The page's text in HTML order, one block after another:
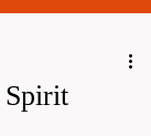
Spirit